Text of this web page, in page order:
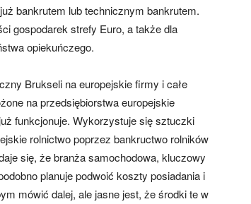
bankrutem lub technicznym bankrutem.
gospodarek strefy Euro, a także dla
opiekuńczego.
Brukseli na europejskie firmy i całe
na przedsiębiorstwa europejskie
funkcjonuje. Wykorzystuje się sztuczki
rolnictwo poprzez bankructwo rolników
się, że branża samochodowa, kluczowy
planuje podwoić koszty posiadania i
mówić dalej, ale jasne jest, że środki te w